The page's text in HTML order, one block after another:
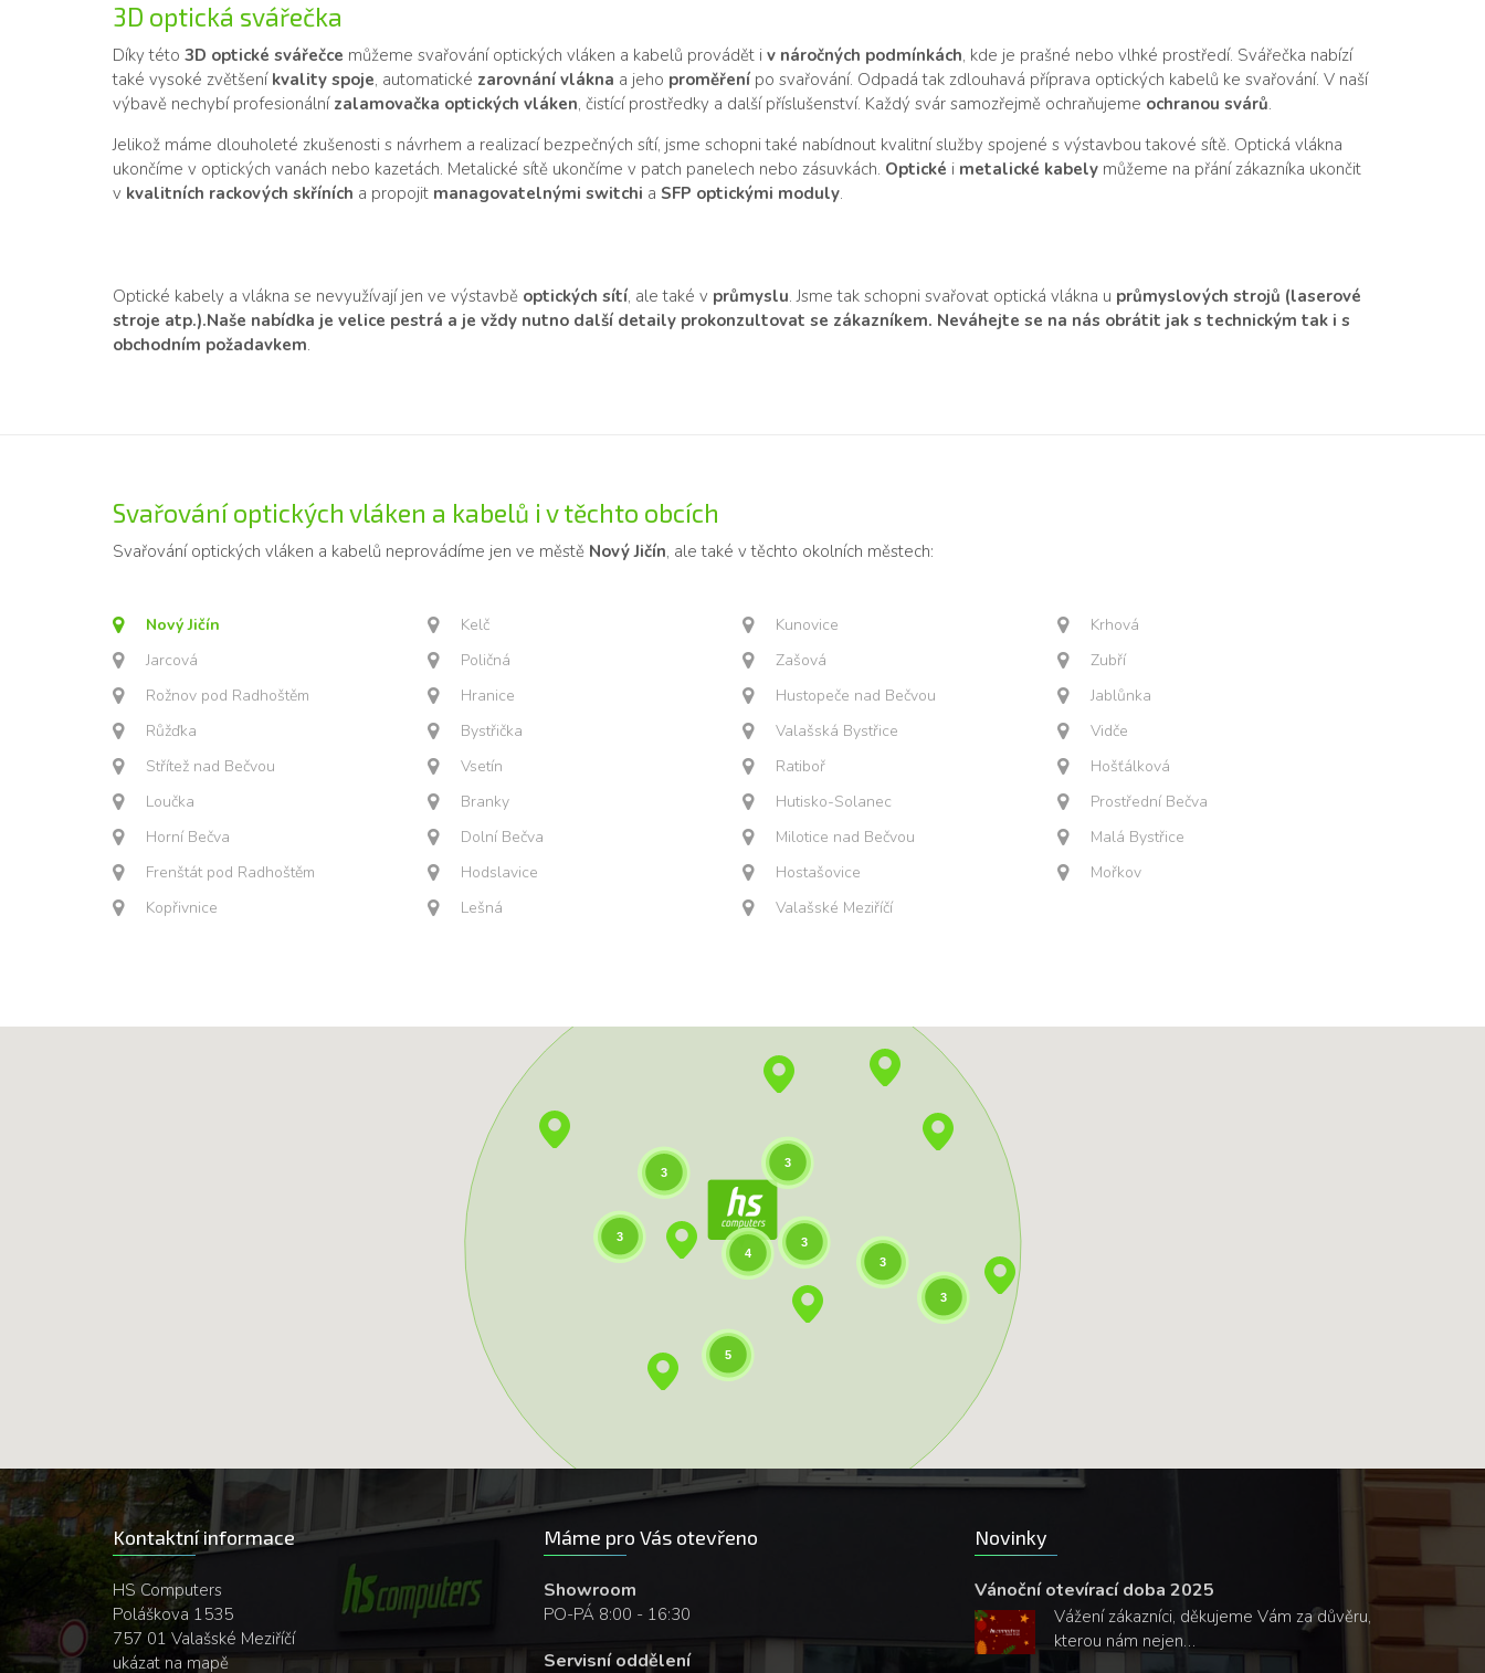
3D optická svářečka
Díky této 3D optické svářečce můžeme svařování optických vláken a kabelů provádět i v náročných podmínkách, kde je prašné nebo vlhké prostředí. Svářečka nabízí
také vysoké zvětšení kvality spoje, automatické zarovnání vlákna a jeho proměření po svařování. Odpadá tak zdlouhavá příprava optických kabelů ke svařování. V naší
výbavě nechybí profesionální zalamovačka optických vláken, čistící prostředky a další příslušenství. Každý svár samozřejmě ochraňujeme ochranou svárů.
Jelikož máme dlouholeté zkušenosti s návrhem a realizací bezpečných sítí, jsme schopni také nabídnout kvalitní služby spojené s výstavbou takové sítě. Optická vlákna
ukončíme v optických vanách nebo kazetách. Metalické sítě ukončíme v patch panelech nebo zásuvkách. Optické i metalické kabely můžeme na přání zákazníka ukončit
v kvalitních rackových skříních a propojit managovatelnými switchi a SFP optickými moduly.
Optické kabely a vlákna se nevyužívají jen ve výstavbě optických sítí, ale také v průmyslu. Jsme tak schopni svařovat optická vlákna u průmyslových strojů (laserové
stroje atp.).Naše nabídka je velice pestrá a je vždy nutno další detaily prokonzultovat se zákazníkem. Neváhejte se na nás obrátit jak s technickým tak i s
obchodním požadavkem.
Svařování optických vláken a kabelů i v těchto obcích
Svařování optických vláken a kabelů neprovádíme jen ve městě Nový Jičín, ale také v těchto okolních městech:
Nový Jičín Kelč Kunovice
Krhová
Jarcová
Poličná Zašová
Zubří
Rožnov pod Radhoštěm
Hranice Hustopeče nad Bečvou
Jablůnka
Růžďka
Bystřička Valašská Bystřice
Vidče
Střítež nad Bečvou
Vsetín Ratiboř
Hošťálková
Loučka
Branky Hutisko-Solanec
Prostřední Bečva
Horní Bečva
Dolní Bečva Milotice nad Bečvou
Malá Bystřice
Frenštát pod Radhoštěm
Hodslavice Hostašovice
Mořkov
Kopřivnice
Lešná Valašské Meziříčí
3
4
3
3
3
5
3
3
Kontaktní informace
HS Computers
Poláškova 1535
757 01 Valašské Meziříčí
ukázat na mapě
Máme pro Vás otevřeno
Showroom
PO-PÁ 8:00 - 16:30
Servisní oddělení
Novinky
Vánoční otevírací doba 2025
Vážení zákazníci, děkujeme Vám za důvěru,
kterou nám nejen…